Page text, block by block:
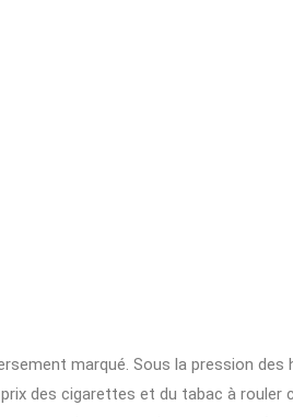
marqué. Sous la pression des
des cigarettes et du tabac à rouler